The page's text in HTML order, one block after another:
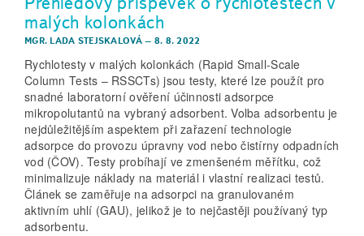
malých kolonkách
MGR. LADA STEJSKALOVÁ– 8. 8. 2022
Rychlotesty v malých kolonkách (Rapid Small­‑Scale
Column Tests – RSSCTs) jsou testy, které lze použít pro
snadné laboratorní ověření účinnosti adsorpce
mikropolutantů na vybraný adsorbent. Volba adsorbentu je
nejdůležitějším aspektem při zařazení technologie
adsorpce do provozu úpravny vod nebo čistírny odpadních
vod (ČOV). Testy probíhají ve zmenšeném měřítku, což
minimalizuje náklady na materiál i vlastní realizaci testů.
Článek se zaměřuje na adsorpci na granulovaném
aktivním uhlí (GAU), jelikož je to nejčastěji používaný typ
adsorbentu.